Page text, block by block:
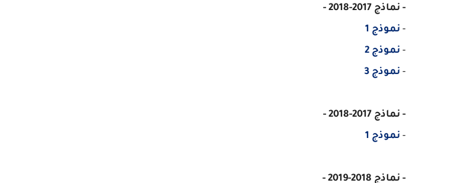
- نماذج 2017-2018 -
- نموذج 1
- نموذج 2
- نموذج 3
- نماذج 2017-2018 -
- نموذج 1
- نماذج 2018-2019 -